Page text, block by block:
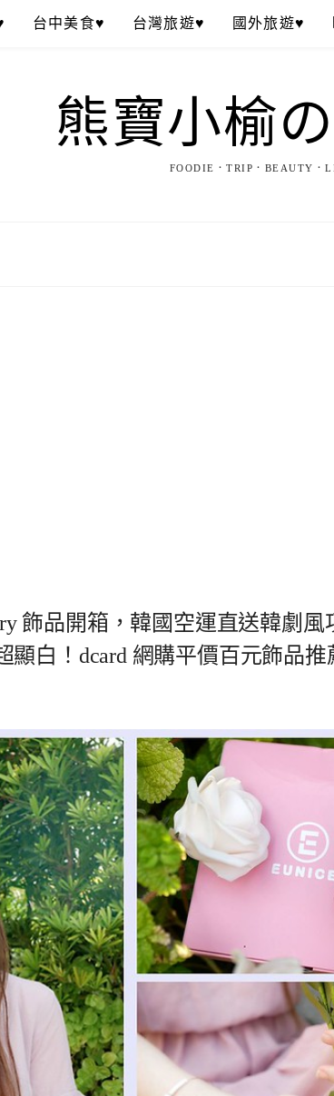
台中美食♥ 台灣旅遊♥ 國外旅遊♥
熊寶小榆
FOODIE．TRIP．BEAUTY．
飾品開箱，韓國空運直送韓劇
白！dcard 網購平價百元飾品推